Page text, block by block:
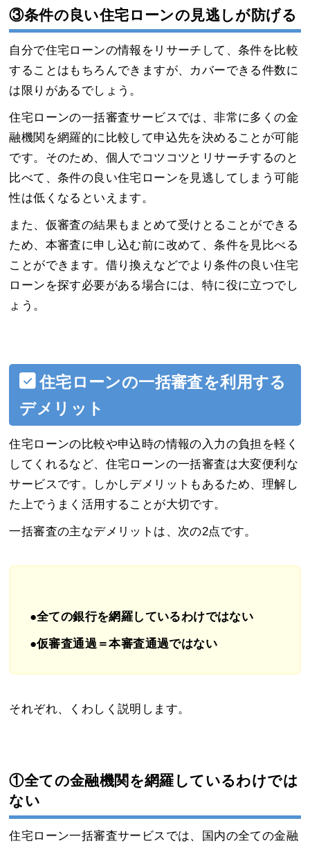
③条件の良い住宅ローンの見逃しが防げる
自分で住宅ローンの情報をリサーチして、条件を比較
することはもちろんできますが、カバーできる件数に
は限りがあるでしょう。
住宅ローンの一括審査サービスでは、非常に多くの金
融機関を網羅的に比較して申込先を決めることが可能
です。そのため、個人でコツコツとリサーチするのと
比べて、条件の良い住宅ローンを見逃してしまう可能
性は低くなるといえます。
また、仮審査の結果もまとめて受けとることができる
ため、本審査に申し込む前に改めて、条件を見比べる
ことができます。借り換えなどでより条件の良い住宅
ローンを探す必要がある場合には、特に役に立つでし
ょう。
住宅ローンの一括審査を利用する
デメリット
住宅ローンの比較や申込時の情報の入力の負担を軽く
してくれるなど、住宅ローンの一括審査は大変便利な
サービスです。しかしデメリットもあるため、理解し
た上でうまく活用することが大切です。
一括審査の主なデメリットは、次の2点です。
●全ての銀行を網羅しているわけではない
●仮審査通過＝本審査通過ではない
それぞれ、くわしく説明します。
①全ての金融機関を網羅しているわけでは
ない
住宅ローン一括審査サービスでは、国内の全ての金融